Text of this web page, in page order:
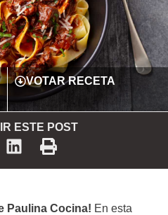
VOTAR RECETA
ESTE POST
Paulina Cocina! En esta